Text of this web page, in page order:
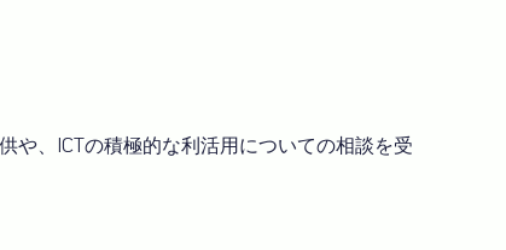
や、ICTの積極的な利活用についての相談を受